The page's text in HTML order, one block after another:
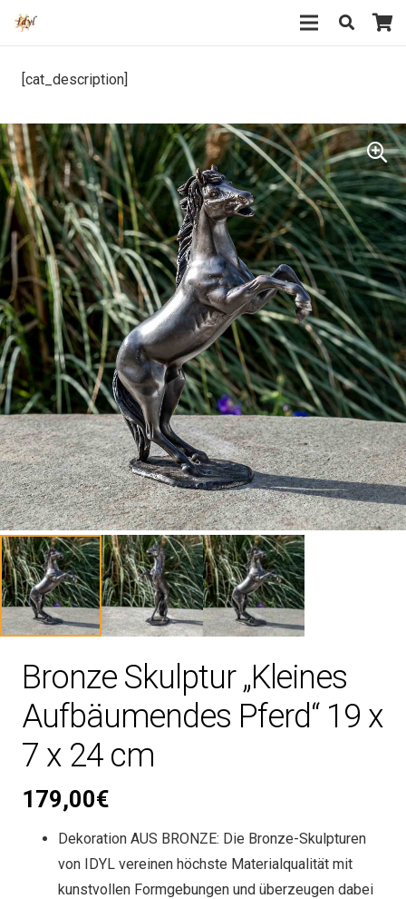
[cat_description]
Bronze Skulptur „Kleines
Aufbäumendes Pferd“ 19 x
7 x 24 cm
179,00€
Dekoration AUS BRONZE: Die Bronze-Skulpturen
von IDYL vereinen höchste Materialqualität mit
kunstvollen Formgebungen und überzeugen dabei